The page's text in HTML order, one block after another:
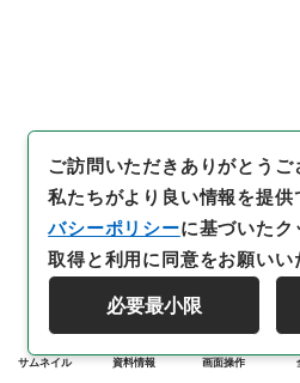
サムネイル 資料情報 画面操作
ご訪問いただきありがとうご
私たちがより良い情報を提供
バシーポリシーに基づいた
取得と利用に同意をお願いい
必要最小限